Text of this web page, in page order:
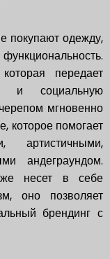
покупают одежду,
передает
и социальную
мгновенно
которое помогает
артистичными,
андеграундом.
несет в себе
оно позволяет
брендинг с